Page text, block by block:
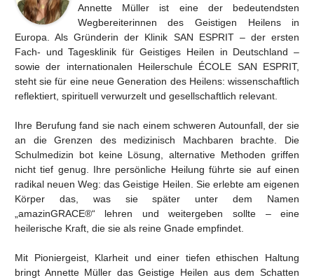
Annette Müller ist eine der bedeutendsten
Wegbereiterinnen des Geistigen Heilens in
Europa. Als Gründerin der Klinik SAN ESPRIT – der ersten
Fach- und Tagesklinik für Geistiges Heilen in Deutschland –
sowie der internationalen Heilerschule ÉCOLE SAN ESPRIT,
steht sie für eine neue Generation des Heilens: wissenschaftlich
reflektiert, spirituell verwurzelt und gesellschaftlich relevant.
Ihre Berufung fand sie nach einem schweren Autounfall, der sie
an die Grenzen des medizinisch Machbaren brachte. Die
Schulmedizin bot keine Lösung, alternative Methoden griffen
nicht tief genug. Ihre persönliche Heilung führte sie auf einen
radikal neuen Weg: das Geistige Heilen. Sie erlebte am eigenen
Körper das, was sie später unter dem Namen
„amazinGRACE®“ lehren und weitergeben sollte – eine
heilerische Kraft, die sie als reine Gnade empfindet.
Mit Pioniergeist, Klarheit und einer tiefen ethischen Haltung
bringt Annette Müller das Geistige Heilen aus dem Schatten